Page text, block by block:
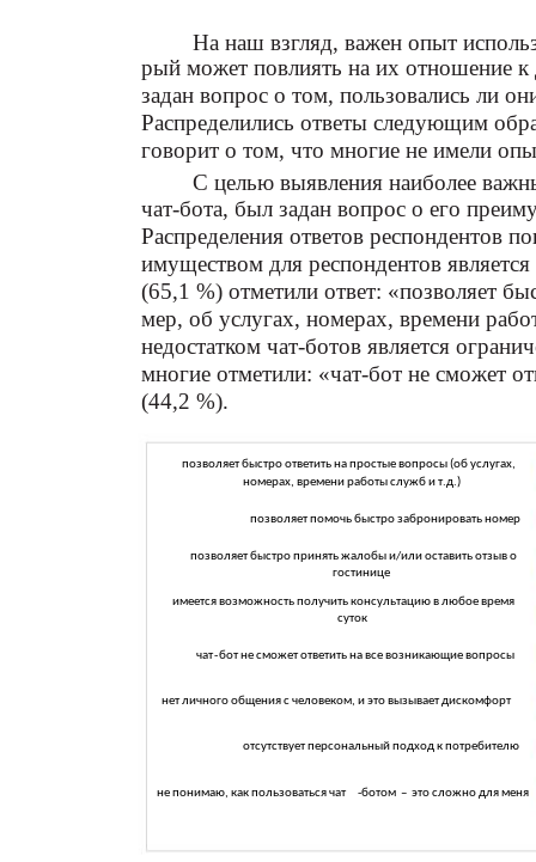
На наш взгляд, важен опыт
рый может повлиять на их отношение
задан вопрос о том, пользовались ли
Распределились ответы следующим
говорит о том, что многие не имели
С целью выявления наиболее
чат-бота, был задан вопрос о его
Распределения ответов респондентов
имуществом для респондентов
(65,1 %) отметили ответ: «позволяет
мер, об услугах, номерах, времени
недостатком чат-ботов является
многие отметили: «чат-бот не сможет
(44,2 %).
не понимаю, как пользоваться чат -ботом – это сложно для меня
отсутствует персональный подход к потребителю
нет личного общения с человеком, и это вызывает дискомфорт
чат-бот не сможет ответить на все возникающие вопросы
имеется возможность получить консультацию в любое время
суток
позволяет быстро принять жалобы и/или оставить отзыв о
гостинице
позволяет помочь быстро забронировать номер
позволяет быстро ответить на простые вопросы (об услугах,
номерах, времени работы служб и т.д.)